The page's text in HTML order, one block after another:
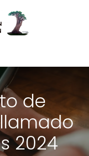
de
2024